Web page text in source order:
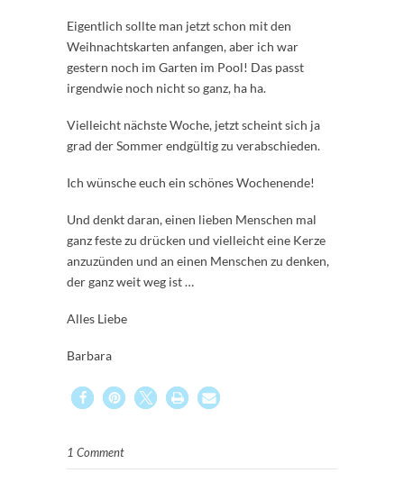
Eigentlich sollte man jetzt schon mit den
Weihnachtskarten anfangen, aber ich war
gestern noch im Garten im Pool! Das passt
irgendwie noch nicht so ganz, ha ha.
Vielleicht nächste Woche, jetzt scheint sich ja
grad der Sommer endgültig zu verabschieden.
Ich wünsche euch ein schönes Wochenende!
Und denkt daran, einen lieben Menschen mal
ganz feste zu drücken und vielleicht eine Kerze
anzuzünden und an einen Menschen zu denken,
der ganz weit weg ist …
Alles Liebe
Barbara
1 Comment